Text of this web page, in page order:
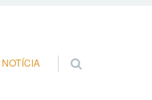
Pular para o conteúdo
NOTÍCIA